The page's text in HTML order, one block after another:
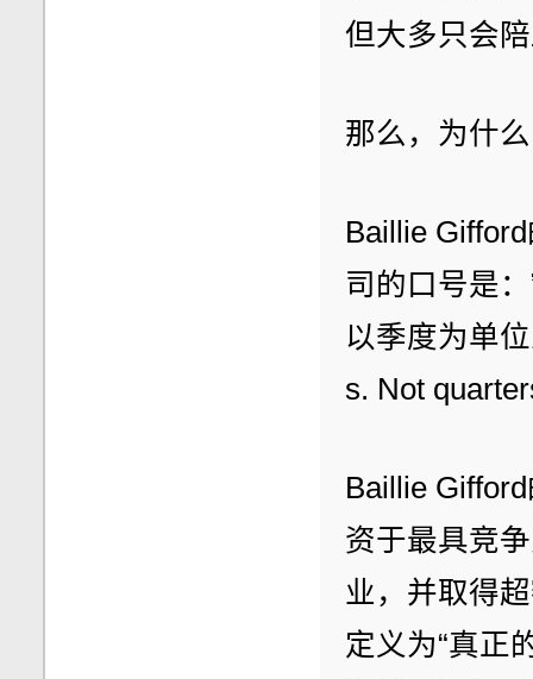
但大多只会
那么，为什
Baillie
司的口号是
以季度为单
s. Not
Baillie
资于最具竞
业，并取得
定义为“真正